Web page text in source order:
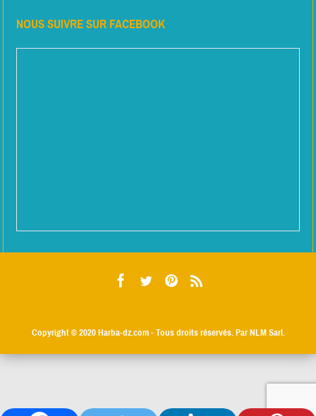
NOUS SUIVRE SUR FACEBOOK
Copyright © 2020Harba-dz.com- Tous droits réservés. Par NLM Sarl.